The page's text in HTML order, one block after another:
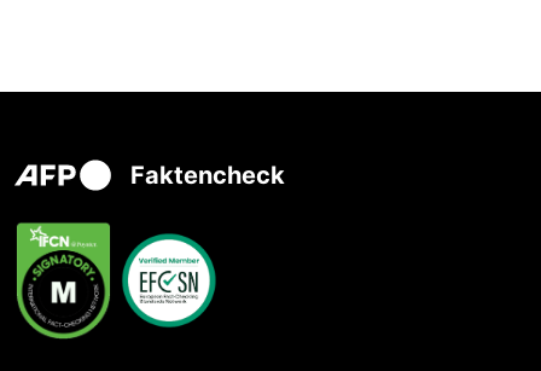
Faktencheck